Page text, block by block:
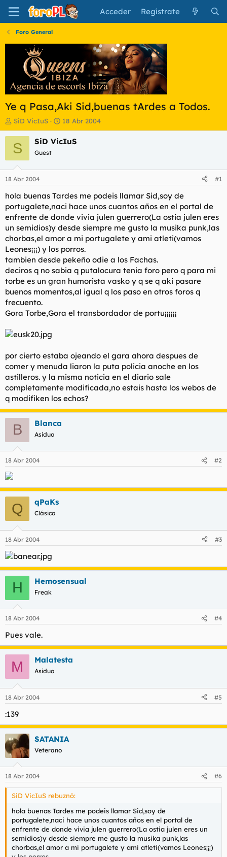
Acceder Regístrate
Foro General
Ye q Pasa,Aki Sid,buenas tArdes a Todos.
I
n
i
c
a
d
o
r
e
l
t
e
m
a
SiD VicIuS
F
e
c
i
n
c
i
o
18 Abr 2004
S SiD VicIuS
Guest
18 Abr 2004 #1
hola buenas Tardes me podeis llamar Sid,soy de
portugalete,naci hace unos cuantos años en el portal de
enfrente de donde vivia julen guerrero(La ostia julen eres
un semidios)y desde siempre me gusto la musika punk,las
chorbas,el amor a mi portugalete y ami atleti(vamos
Leones¡¡¡) y los porros.
tambien desde pekeño odie a los Fachas.
deciros q no sabia q putalocura tenia foro pero q para mi
torbe es un gran humorista vasko y q se q aki pasare
buenos momentos,al igual q los paso en otros foros q
frecuento.
Gora Torbe,Gora el transbordador de portu¡¡¡¡¡¡
por cierto estaba ojeando el gara ahora despues de
comer y menuda liaron la puta policia anoche en los
astilleros. y la misma noticia en el diario sale
completamente modificada,no estais hasta los webos de
q modifiken los echos?
B Blanca
Asiduo
18 Abr 2004 #2
Q qPaKs
Clásico
18 Abr 2004 #3
H Hemosensual
Freak
18 Abr 2004 #4
Pues vale.
M Malatesta
Asiduo
18 Abr 2004 #5
:139
SATANIA
Veterano
18 Abr 2004 #6
SiD VicIuS rebuznó:
hola buenas Tardes me podeis llamar Sid,soy de
portugalete,naci hace unos cuantos años en el portal de
enfrente de donde vivia julen guerrero(La ostia julen eres un
semidios)y desde siempre me gusto la musika punk,las
chorbas,el amor a mi portugalete y ami atleti(vamos Leones¡¡¡)